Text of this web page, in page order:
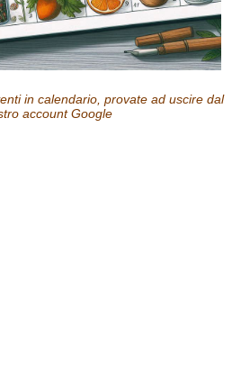
in calendario, provate ad uscire dal
account Google